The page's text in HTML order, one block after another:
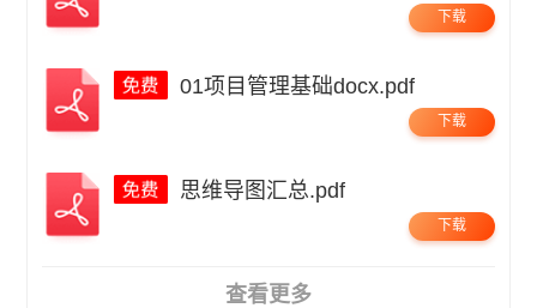
下载
01项目管理基础docx.pdf
下载
思维导图汇总.pdf
下载
查看更多